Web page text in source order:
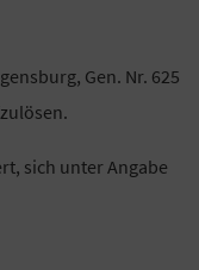
Gen. Nr. 625
sich unter Angabe